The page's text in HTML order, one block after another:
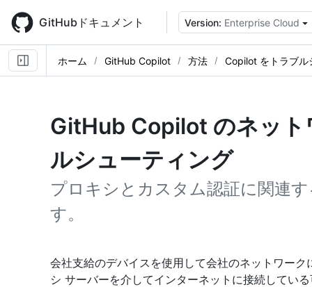
main
content
GitHubドキュメント Version: Enterprise Cloud
ホーム GitHub Copilot 方法 Copilot をトラブル
GitHub Copilot のネット
ルシューティング
プロキシとカスタム認証に関連
す。
会社支給のデバイスを使用して会社のネットワー
シ サーバーを介してインターネットに接続してい